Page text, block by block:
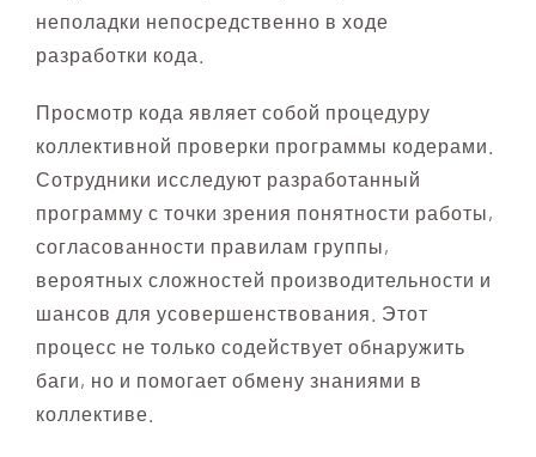
неполадки непосредственно в ходе
разработки кода.
Просмотр кода являет собой процедуру
коллективной проверки программы кодерами.
Сотрудники исследуют разработанный
программу с точки зрения понятности работы,
согласованности правилам группы,
вероятных сложностей производительности и
шансов для усовершенствования. Этот
процесс не только содействует обнаружить
баги, но и помогает обмену знаниями в
коллективе.